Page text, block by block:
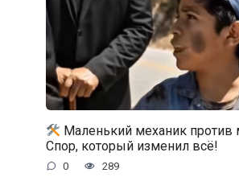
Маленький механик против
Спор, который изменил всё!
0 289